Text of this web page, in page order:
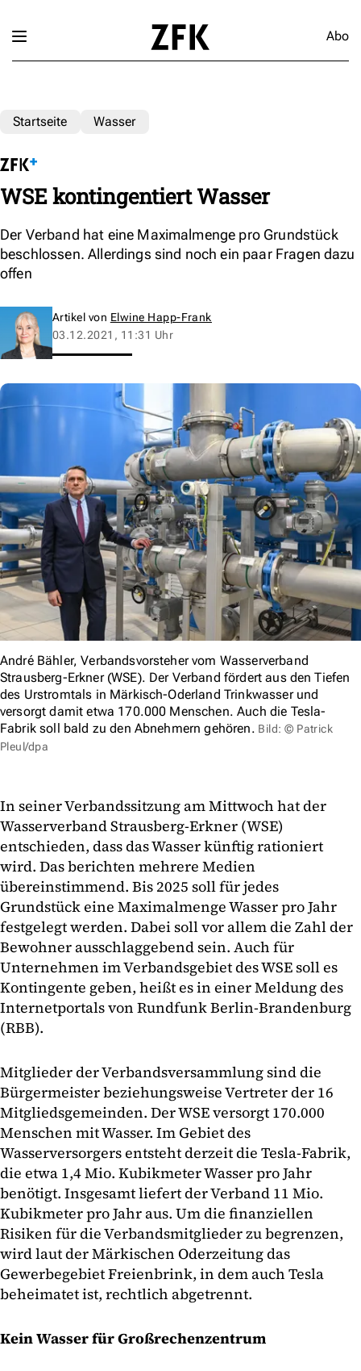
Abo
Startseite Wasser
WSE kontingentiert Wasser
Der Verband hat eine Maximalmenge pro Grundstück
beschlossen. Allerdings sind noch ein paar Fragen dazu
offen
Artikel von Elwine Happ-Frank
03.12.2021, 11:31 Uhr
André Bähler, Verbandsvorsteher vom Wasserverband
Strausberg-Erkner (WSE). Der Verband fördert aus den Tiefen
des Urstromtals in Märkisch-Oderland Trinkwasser und
versorgt damit etwa 170.000 Menschen. Auch die Tesla-
Fabrik soll bald zu den Abnehmern gehören. Bild: © Patrick
Pleul/dpa
In seiner Verbandssitzung am Mittwoch hat der
Wasserverband Strausberg-Erkner (WSE)
entschieden, dass das Wasser künftig rationiert
wird. Das berichten mehrere Medien
übereinstimmend. Bis 2025 soll für jedes
Grundstück eine Maximalmenge Wasser pro Jahr
festgelegt werden. Dabei soll vor allem die Zahl der
Bewohner ausschlaggebend sein. Auch für
Unternehmen im Verbandsgebiet des WSE soll es
Kontingente geben, heißt es in einer Meldung des
Internetportals von Rundfunk Berlin-Brandenburg
(RBB).
Mitglieder der Verbandsversammlung sind die
Bürgermeister beziehungsweise Vertreter der 16
Mitgliedsgemeinden. Der WSE versorgt 170.000
Menschen mit Wasser. Im Gebiet des
Wasserversorgers entsteht derzeit die Tesla-Fabrik,
die etwa 1,4 Mio. Kubikmeter Wasser pro Jahr
benötigt. Insgesamt liefert der Verband 11 Mio.
Kubikmeter pro Jahr aus. Um die finanziellen
Risiken für die Verbandsmitglieder zu begrenzen,
wird laut der Märkischen Oderzeitung das
Gewerbegebiet Freienbrink, in dem auch Tesla
beheimatet ist, rechtlich abgetrennt.
Kein Wasser für Großrechenzentrum